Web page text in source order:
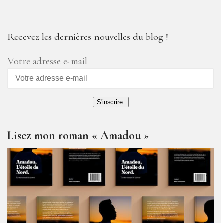
Recevez les dernières nouvelles du blog !
Votre adresse e-mail
S'inscrire.
Lisez mon roman « Amadou »